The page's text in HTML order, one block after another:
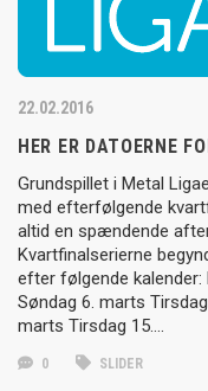
22.02.2016
HER ER DATOERNE
Grundspillet i Metal
med efterfølgende
altid en spændende
Kvartfinalserierne
efter følgende kalender:
Søndag 6. marts
marts Tirsdag 15….
0 SLIDER